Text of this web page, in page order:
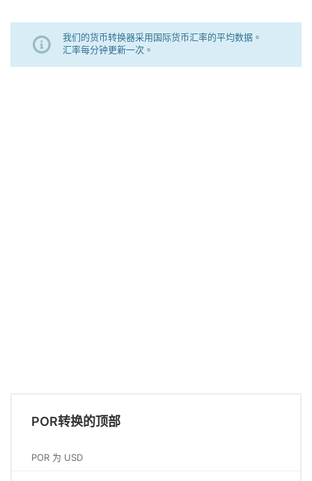
我们的货币转换器采用国际货币汇率的平均数据。
汇率每分钟更新一次。
POR转换的顶部
POR 为 USD